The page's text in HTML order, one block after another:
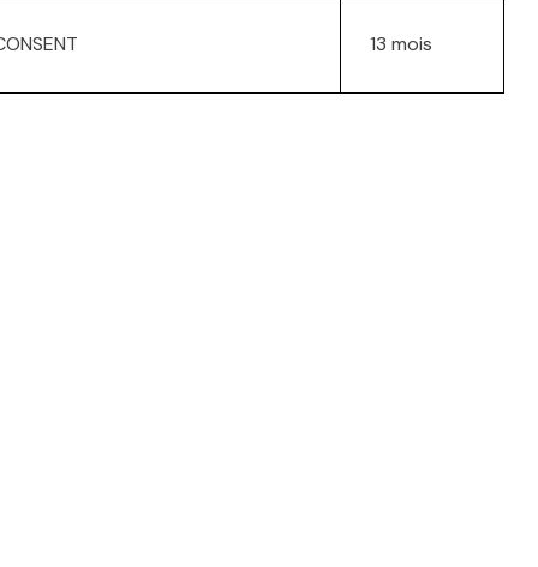
13 mois